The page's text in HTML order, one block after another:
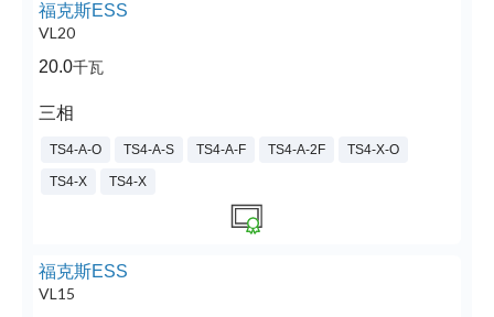
福克斯ESS
VL20
20.0千瓦
三相
TS4-A-O TS4-A-S TS4-A-F TS4-A-2F TS4-X-O
TS4-X TS4-X
福克斯ESS
VL15